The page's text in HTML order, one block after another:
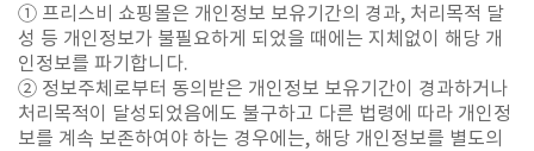
① 프리스비 쇼핑몰은 개인정보 보유기간의 경과, 처리목적 달
성 등 개인정보가 불필요하게 되었을 때에는 지체없이 해당 개
인정보를 파기합니다.
② 정보주체로부터 동의받은 개인정보 보유기간이 경과하거나
처리목적이 달성되었음에도 불구하고 다른 법령에 따라 개인정
보를 계속 보존하여야 하는 경우에는, 해당 개인정보를 별도의